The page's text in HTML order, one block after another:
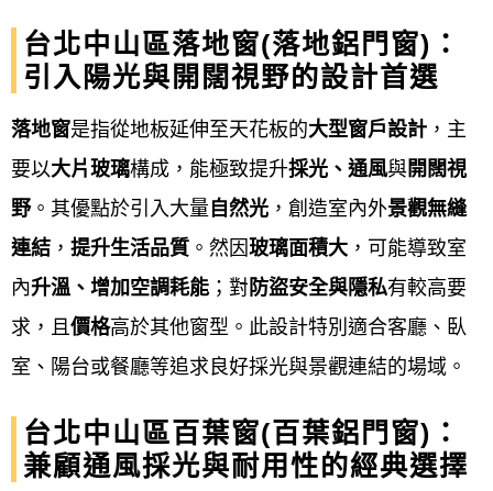
欄杆樓梯：藝術欄杆、鍛鐵欄杆、鐵樓梯、
金屬樓梯、樓梯扶手…等。
採光雨遮：採光罩、遮雨棚、雨庇、採光車
棚…等。
台北中山區鋁門窗服務流程
鋁門窗工程宅急便提供台北中山區鋁門窗服務流程通
常包含：來電諮詢、到府丈量、設計規劃、報價簽
台北中山區落地窗(落地鋁門窗)：
引入陽光與開闊視野的設計首選
落地窗是指從地板延伸至天花板的大型窗戶設計 ，主
要以大片玻璃構成，能極致提升採光、通風與開闊視
野。其優點於引入大量 自然光 ，創造室內外景觀無縫
連結 ， 提升生活品質 。然因玻璃面積大 ，可能導致室
內升溫、增加空調耗能 ；對防盜安全與隱私有較高要
求，且價格高於其他窗型。此設計特別適合客廳、臥
室、陽台或餐廳等追求良好採光與景觀連結的場域。
台北中山區百葉窗(百葉鋁門窗)：
兼顧通風採光與耐用性的經典選擇